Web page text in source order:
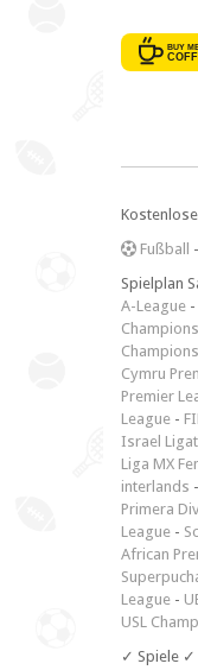
Fußball
Spielplan
A-League -
Cymru
Premier
League -
Israel
Liga MX
interlands -
Primera
League -
African
League -
USL
✓ Spiele ✓